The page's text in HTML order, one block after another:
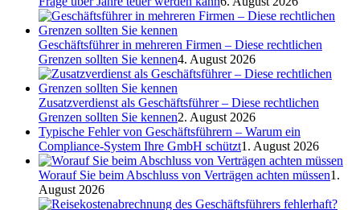
Geschäftsführer in mehreren Firmen – Diese rechtlichen
Grenzen sollten Sie kennen4. August 2026
Zusatzverdienst als Geschäftsführer – Diese rechtlichen
Grenzen sollten Sie kennen2. August 2026
Typische Fehler von Geschäftsführern – Warum ein
Compliance-System Ihre GmbH schützt1. August 2026
Worauf Sie beim Abschluss von Verträgen achten müssen1.
August 2026